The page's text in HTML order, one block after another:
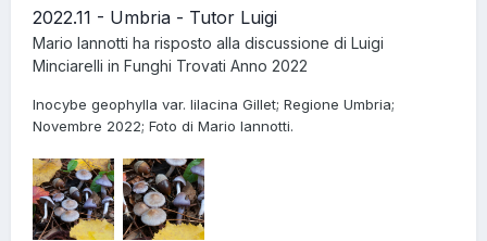
2022.11 - Umbria - Tutor Luigi
Mario Iannotti ha risposto alla discussione di Luigi
Minciarelli in Funghi Trovati Anno 2022
Inocybe geophylla var. lilacina Gillet; Regione Umbria;
Novembre 2022; Foto di Mario Iannotti.